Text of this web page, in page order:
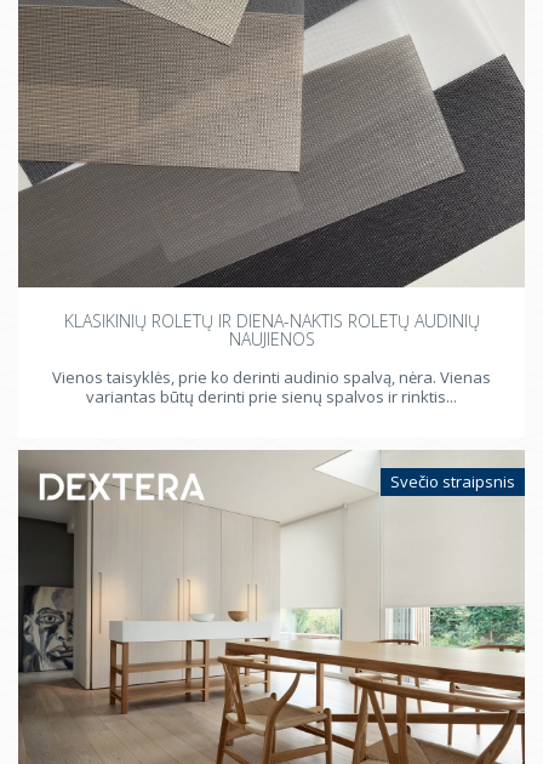
KLASIKINIŲ ROLETŲ IR DIENA-NAKTIS ROLETŲ AUDINIŲ
NAUJIENOS
Vienos taisyklės, prie ko derinti audinio spalvą, nėra. Vienas
variantas būtų derinti prie sienų spalvos ir rinktis...
Svečio straipsnis